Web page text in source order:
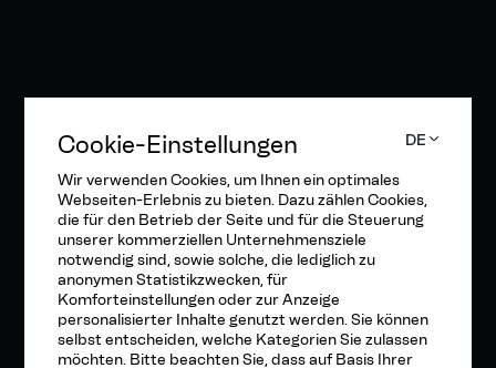
Cookie-Einstellungen
Wir verwenden Cookies, um Ihnen ein optimales
Webseiten-Erlebnis zu bieten. Dazu zählen Cookies,
die für den Betrieb der Seite und für die Steuerung
unserer kommerziellen Unternehmensziele
notwendig sind, sowie solche, die lediglich zu
anonymen Statistikzwecken, für
Komforteinstellungen oder zur Anzeige
personalisierter Inhalte genutzt werden. Sie können
selbst entscheiden, welche Kategorien Sie zulassen
möchten. Bitte beachten Sie, dass auf Basis Ihrer
DE